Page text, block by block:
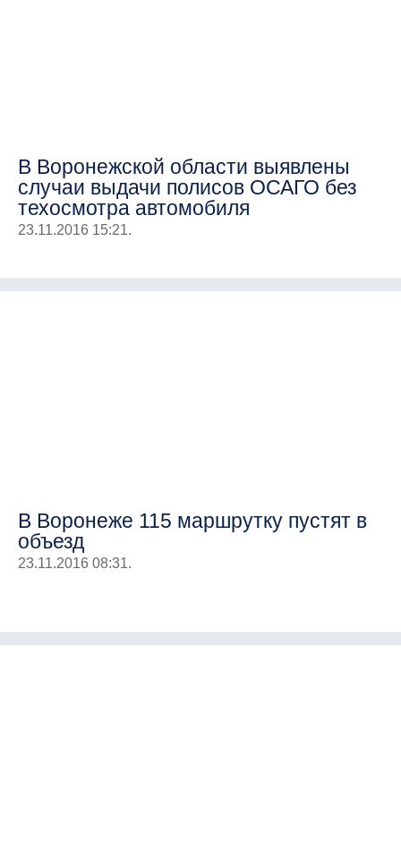
В Воронежской области выявлены
случаи выдачи полисов ОСАГО без
техосмотра автомобиля
23.11.2016 15:21.
В Воронеже 115 маршрутку пустят в
объезд
23.11.2016 08:31.